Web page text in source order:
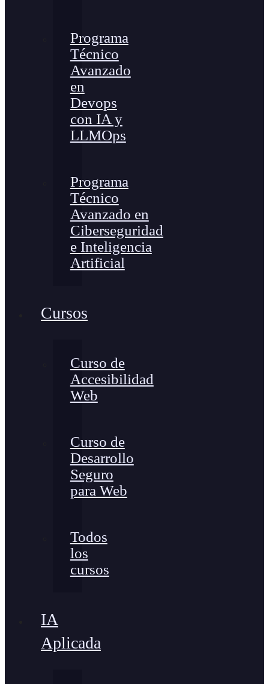
Programa
Técnico
Avanzado
en
Devops
con IA y
LLMOps
Programa
Técnico
Avanzado en
Ciberseguridad
e Inteligencia
Artificial
Cursos
Curso de
Accesibilidad
Web
Curso de
Desarrollo
Seguro
para Web
Todos
los
cursos
IA
Aplicada